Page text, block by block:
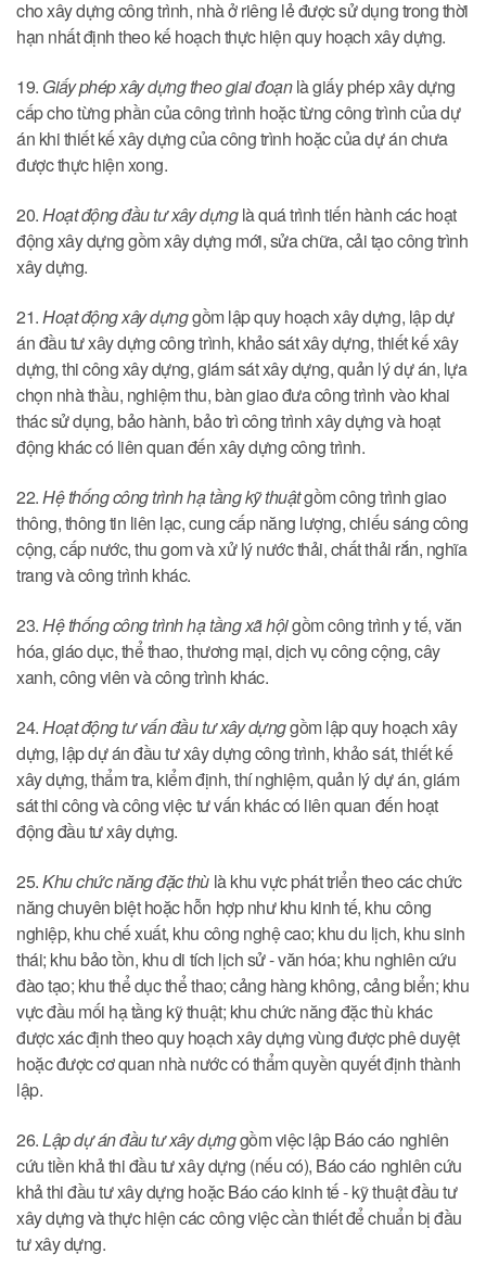
cho xây dựng công trình, nhà ở riêng lẻ được sử dụng trong thời
hạn nhất định theo kế hoạch thực hiện quy hoạch xây dựng.
19. Giấy phép xây dựng theo giai đoạnlà giấy phép xây dựng
cấp cho từng phần của công trình hoặc từng công trình của dự
án khi thiết kế xây dựng của công trình hoặc của dự án chưa
được thực hiện xong.
20.Hoạt động đầu tư xây dựnglà quá trình tiến hành các hoạt
động xây dựng gồm xây dựng mới, sửa chữa, cải tạo công trình
xây dựng.
21.Hoạt động xây dựnggồm lập quy hoạch xây dựng, lập dự
án đầu tư xây dựng công trình, khảo sát xây dựng, thiết kế xây
dựng, thi công xây dựng, giám sát xây dựng, quản lý dự án, lựa
chọn nhà thầu, nghiệm thu, bàn giao đưa công trình vào khai
thác sử dụng, bảo hành, bảo trì công trình xây dựng và hoạt
động khác có liên quan đến xây dựng công trình.
22.Hệ thống công trình hạ tầng kỹ thuậtgồm công trình giao
thông, thông tin liên lạc, cung cấp năng lượng, chiếu sáng công
cộng, cấp nước, thu gom và xử lý nước thải, chất thải rắn, nghĩa
trang và công trình khác.
23.Hệ thống công trình hạ tầng xã hộigồm công trình y tế, văn
hóa, giáo dục, thể thao, thương mại, dịch vụ công cộng, cây
xanh, công viên và công trình khác.
24.Hoạt động tư vấn đầu tư xây dựnggồm lập quy hoạch xây
dựng, lập dự án đầu tư xây dựng công trình, khảo sát, thiết kế
xây dựng, thẩm tra, kiểm định, thí nghiệm, quản lý dự án, giám
sát thi công và công việc tư vấn khác có liên quan đến hoạt
động đầu tư xây dựng.
25.Khu chức năng đặc thù là khu vực phát triển theo các chức
năng chuyên biệt hoặc hỗn hợp như khu kinh tế, khu công
nghiệp, khu chế xuất, khu công nghệ cao; khu du lịch, khu sinh
thái; khu bảo tồn, khu di tích lịch sử - văn hóa; khu nghiên cứu
đào tạo; khu thể dục thể thao; cảng hàng không, cảng biển; khu
vực đầu mối hạ tầng kỹ thuật; khu chức năng đặc thù khác
được xác định theo quy hoạch xây dựng vùng được phê duyệt
hoặc được cơ quan nhà nước có thẩm quyền quyết định thành
lập.
26.Lập dự án đầu tư xây dựnggồm việc lập Báo cáo nghiên
cứu tiền khả thi đầu tư xây dựng (nếu có), Báo cáo nghiên cứu
khả thi đầu tư xây dựng hoặc Báo cáo kinh tế - kỹ thuật đầu tư
xây dựng và thực hiện các công việc cần thiết để chuẩn bị đầu
tư xây dựng.